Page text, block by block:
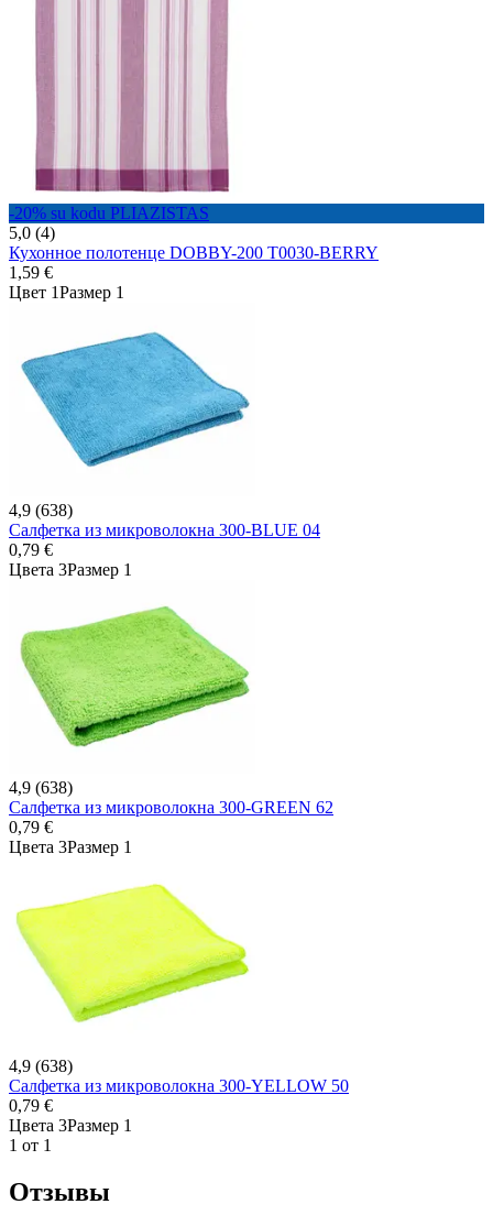
-20% su kodu PLIAZISTAS
5,0 (4)
Кухонное полотенце DOBBY-200 T0030-BERRY
1,59 €
Цвет 1Размер 1
4,9 (638)
Салфетка из микроволокна 300-BLUE 04
0,79 €
Цвета 3Размер 1
4,9 (638)
Салфетка из микроволокна 300-GREEN 62
0,79 €
Цвета 3Размер 1
4,9 (638)
Салфетка из микроволокна 300-YELLOW 50
0,79 €
Цвета 3Размер 1
1 от 1
Отзывы